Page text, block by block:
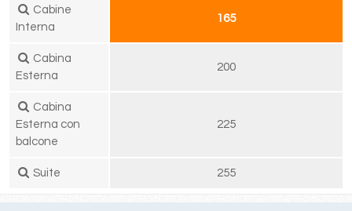
Cabine
Interna
165
Cabina
Esterna
200
Cabina
Esterna con
balcone
225
Suite 255